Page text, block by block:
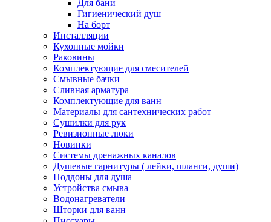
Для бани
Гигиенический душ
На борт
Инсталляции
Кухонные мойки
Раковины
Комплектующие для смесителей
Смывные бачки
Сливная арматура
Комплектующие для ванн
Материалы для сантехнических работ
Сушилки для рук
Ревизионные люки
Новинки
Системы дренажных каналов
Душевые гарнитуры ( лейки, шланги, души)
Поддоны для душа
Устройства смыва
Водонагреватели
Шторки для ванн